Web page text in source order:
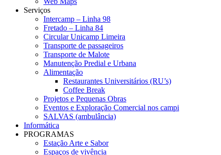
Serviços
Intercamp – Linha 98
Fretado – Linha 84
Circular Unicamp Limeira
Transporte de passageiros
Transporte de Malote
Manutenção Predial e Urbana
Alimentação
Restaurantes Universitários (RU’s)
Coffee Break
Projetos e Pequenas Obras
Eventos e Exploração Comercial nos campi
SALVAS (ambulância)
Informática
PROGRAMAS
Estação Arte e Sabor
Espaços de vivência